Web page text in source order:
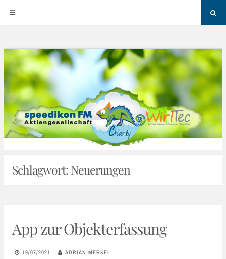
content
Schlagwort:Neuerungen
App zur Objekterfassung
19/07/2021 ADRIAN MERKEL